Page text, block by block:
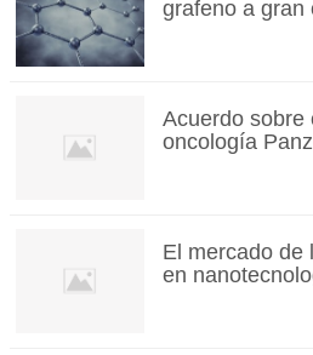
grafeno a gran
Acuerdo sobre
oncología
El mercado de
en